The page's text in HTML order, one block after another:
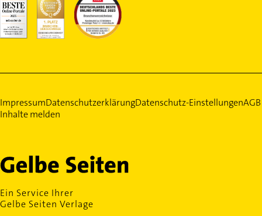
ImpressumDatenschutzerklärungDatenschutz-EinstellungenAGB
Inhalte melden
Ein Service Ihrer
Gelbe Seiten Verlage